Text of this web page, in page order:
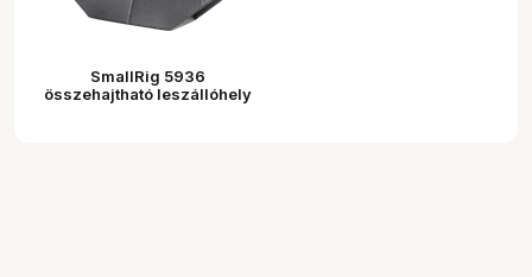
SmallRig 5936
összehajtható leszállóhely